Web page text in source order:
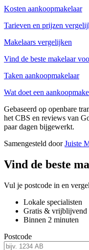
Kosten aankoopmakelaar
Tarieven en prijzen
Makelaars vergelijken
Vind de beste makelaar
Taken aankoopmakelaar
Wat doet een
Gebaseerd op openbare
het CBS en reviews van
paar dagen bijgewerkt.
Samengesteld doorJuiste
Vind de beste
Vul je postcode in en
Lokale specialisten
Gratis & vrijblijvend
Binnen 2 minuten
Postcode